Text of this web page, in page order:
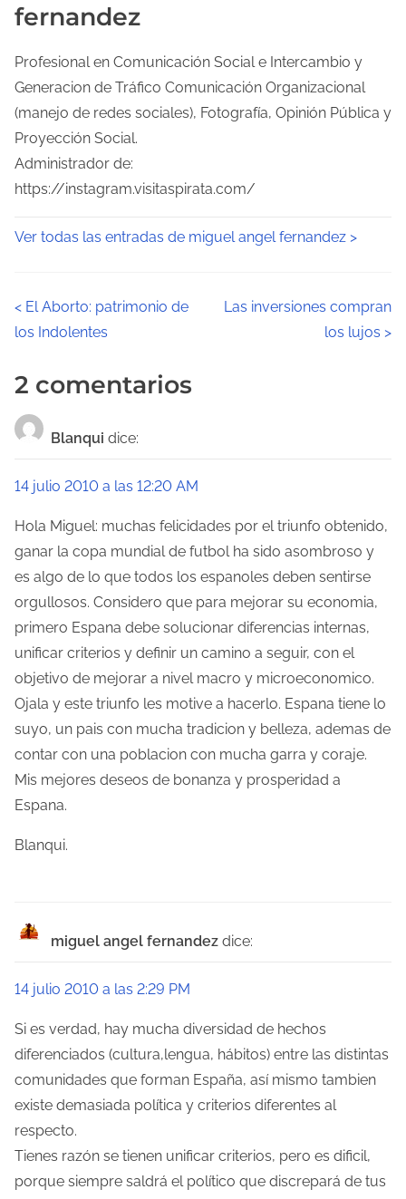
fernandez
Profesional en Comunicación Social e Intercambio y
Generacion de Tráfico Comunicación Organizacional
(manejo de redes sociales), Fotografía, Opinión Pública y
Proyección Social.
Administrador de:
https://instagram.visitaspirata.com/
Ver todas las entradas de miguel angel fernandez >
N
a
v
e
a
c
i
ó
n
d
e
e
n
t
r
d
s
< El Aborto: patrimonio de
los Indolentes
Las inversiones compran
los lujos >
2 comentarios
Blanqui dice:
14 julio 2010 a las 12:20 AM
Hola Miguel: muchas felicidades por el triunfo obtenido,
ganar la copa mundial de futbol ha sido asombroso y
es algo de lo que todos los espanoles deben sentirse
orgullosos. Considero que para mejorar su economia,
primero Espana debe solucionar diferencias internas,
unificar criterios y definir un camino a seguir, con el
objetivo de mejorar a nivel macro y microeconomico.
Ojala y este triunfo les motive a hacerlo. Espana tiene lo
suyo, un pais con mucha tradicion y belleza, ademas de
contar con una poblacion con mucha garra y coraje.
Mis mejores deseos de bonanza y prosperidad a
Espana.
Blanqui.
miguel angel fernandez dice:
14 julio 2010 a las 2:29 PM
Si es verdad, hay mucha diversidad de hechos
diferenciados (cultura,lengua, hábitos) entre las distintas
comunidades que forman España, así mismo tambien
existe demasiada política y criterios diferentes al
respecto.
Tienes razón se tienen unificar criterios, pero es dificil,
porque siempre saldrá el político que discrepará de tus